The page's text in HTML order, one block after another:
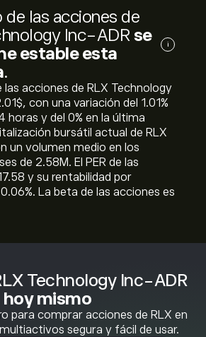
Technology Inc-ADR
hoy mismo
para comprar acciones de RLX en
segura y fácil de usar.
de las acciones de
Inc-ADR se
estable esta
.
i
las acciones de RLX Technology
con una variación del ‎1.01‎%
horas y del ‎0‎% en la última
bursátil actual de RLX
un volumen medio en los
de 2.58M. El PER de las
y su rentabilidad por
La beta de las acciones es